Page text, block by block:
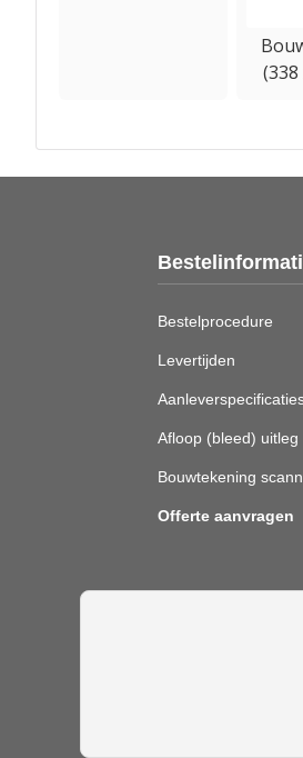
(338
Bestelprocedure
Levertijden
Afloop (bleed) uitleg
Bouwtekening
Offerte aanvragen